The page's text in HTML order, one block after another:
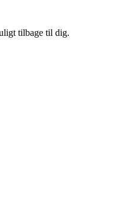
tilbage til dig.